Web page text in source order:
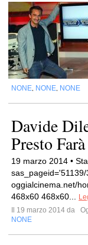
NONE NONE NONE
Davide
Presto
19 marzo 2014 •
oggialcinema.net/
468x60 468x60...
Il 19 marzo 2014 da
NONE